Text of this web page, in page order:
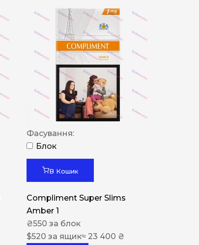
Фасування:
Блок
В Кошик
Compliment Super Slims
Amber 1
₴550 за блок
$520 за ящик≈ 23 400 ₴